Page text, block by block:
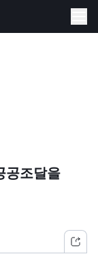
공조달을